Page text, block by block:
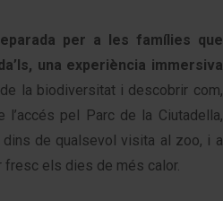
per a les famílies que
una experiència immersiva
la biodiversitat i descobrir com,
pel Parc de la Ciutadella,
dins de qualsevol visita al zoo, i a
fresc els dies de més calor.